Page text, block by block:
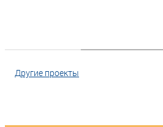
Другие проекты